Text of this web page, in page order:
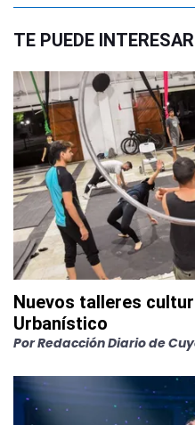
TE PUEDE INTERESAR
Nuevos talleres
Urbanístico
PorRedacción Diario de